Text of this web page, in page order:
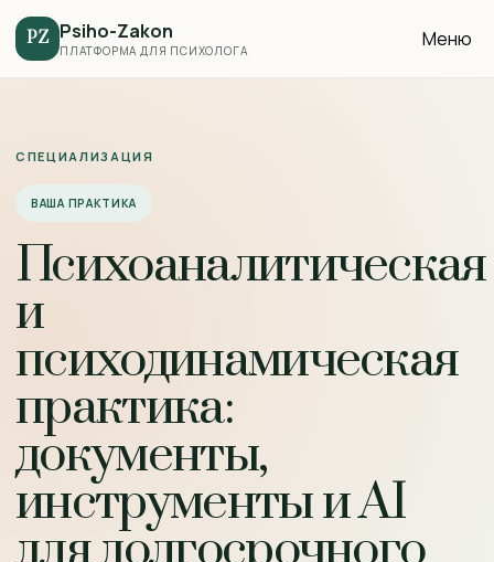
PZ Psiho-Zakon
ПЛАТФОРМА ДЛЯ ПСИХОЛОГА Меню
СПЕЦИАЛИЗАЦИЯ
ВАША ПРАКТИКА
Психоаналитическая
и
психодинамическая
практика:
документы,
инструменты и AI